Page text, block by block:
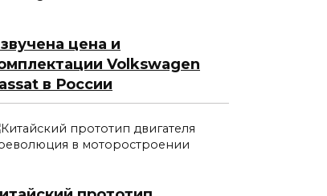
цена и
Volkswagen
в России